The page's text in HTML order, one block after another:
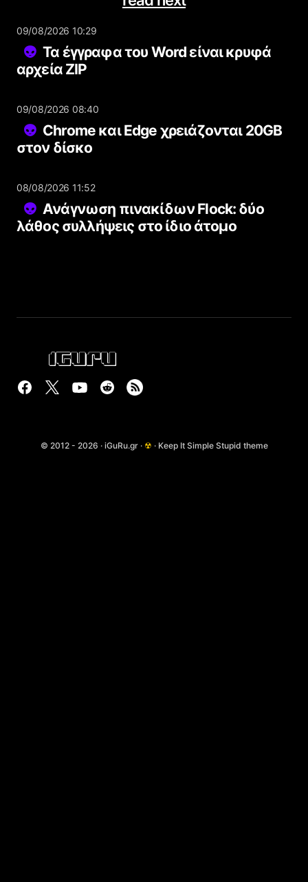
09/08/2026 10:29
Τα έγγραφα του Word είναι κρυφά
αρχεία ZIP
09/08/2026 08:40
Chrome και Edge χρειάζονται 20GB
στον δίσκο
08/08/2026 11:52
Ανάγνωση πινακίδων Flock: δύο
λάθος συλλήψεις στο ίδιο άτομο
© 2012 - 2026 · iGuRu.gr · ☢ · Keep It Simple Stupid theme